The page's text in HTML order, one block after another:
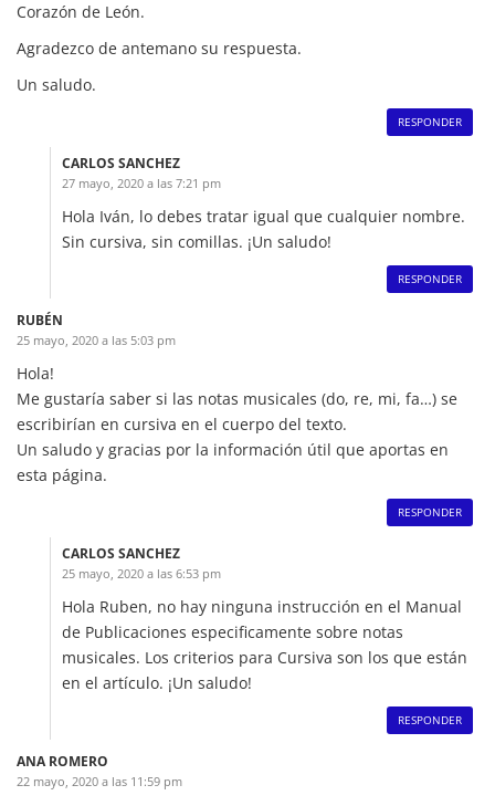
Corazón de León.
Agradezco de antemano su respuesta.
Un saludo.
RESPONDER
CARLOS SANCHEZ
27 mayo, 2020 a las 7:21 pm
Hola Iván, lo debes tratar igual que cualquier nombre.
Sin cursiva, sin comillas. ¡Un saludo!
RESPONDER
RUBÉN
25 mayo, 2020 a las 5:03 pm
Hola!
Me gustaría saber si las notas musicales (do, re, mi, fa…) se
escribirían en cursiva en el cuerpo del texto.
Un saludo y gracias por la información útil que aportas en
esta página.
RESPONDER
CARLOS SANCHEZ
25 mayo, 2020 a las 6:53 pm
Hola Ruben, no hay ninguna instrucción en el Manual
de Publicaciones especificamente sobre notas
musicales. Los criterios para Cursiva son los que están
en el artículo. ¡Un saludo!
RESPONDER
ANA ROMERO
22 mayo, 2020 a las 11:59 pm